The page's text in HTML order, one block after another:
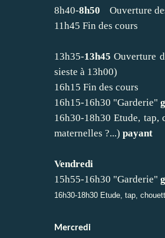
8h40-8h50
Ouverture
11h45 Fin des cours
13h35-13h45 Ouverture
sieste à 13h00)
16h15 Fin des cours
16h15-16h30 "Garderie"
16h30-18h30 Etude,
maternelles ?...) payant
Vendredi
15h55-16h30 "Garderie"
16h30-18h30 Etude, tap,
Mercredi